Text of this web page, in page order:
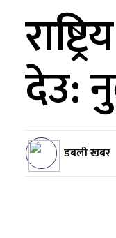
देउ:
डबली खबर